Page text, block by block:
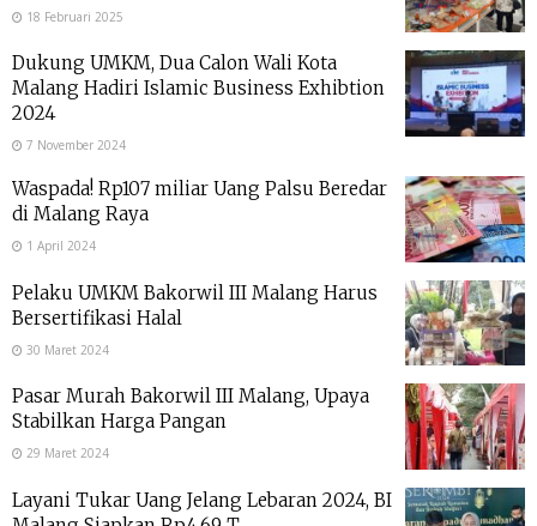
18 Februari 2025
Dukung UMKM, Dua Calon Wali Kota
Malang Hadiri Islamic Business Exhibtion
2024
7 November 2024
Waspada! Rp107 miliar Uang Palsu Beredar
di Malang Raya
1 April 2024
Pelaku UMKM Bakorwil III Malang Harus
Bersertifikasi Halal
30 Maret 2024
Pasar Murah Bakorwil III Malang, Upaya
Stabilkan Harga Pangan
29 Maret 2024
Layani Tukar Uang Jelang Lebaran 2024, BI